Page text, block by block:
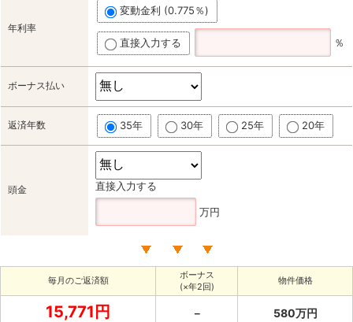
年利率
変動金利 (0.775％)
直接入力する ％
ボーナス払い
返済年数 35年 30年 25年 20年
頭金 直接入力する
万円
毎月のご返済額
ボーナス
(×年2回)
物件価格
15,771円 － 580万円